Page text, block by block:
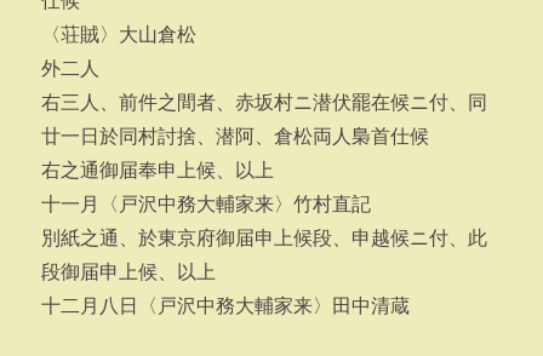
〈荘賊〉大山倉松
外二人
右三人、前件之間者、赤坂村ニ潜伏罷在候ニ付、同
廿一日於同村討捨、潜阿、倉松両人梟首仕候
右之通御届奉申上候、以上
十一月〈戸沢中務大輔家来〉竹村直記
別紙之通、於東京府御届申上候段、申越候ニ付、此
段御届申上候、以上
十二月八日〈戸沢中務大輔家来〉田中清蔵